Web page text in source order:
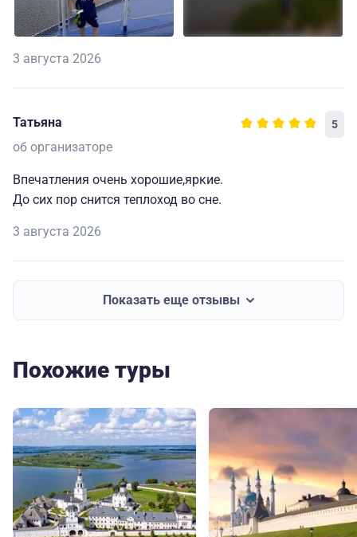
3 августа 2026
Татьяна 5
об организаторе
Впечатления очень хорошие,яркие.
До сих пор снится теплоход во сне.
3 августа 2026
Показать еще отзывы
Похожие туры